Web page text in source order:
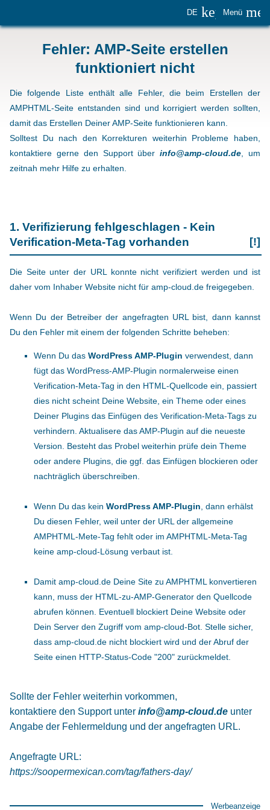
DE Menü
Fehler: AMP-Seite erstellen
funktioniert nicht
Die folgende Liste enthält alle Fehler, die beim Erstellen der
AMPHTML-Seite entstanden sind und korrigiert werden sollten,
damit das Erstellen Deiner AMP-Seite funktionieren kann.
Solltest Du nach den Korrekturen weiterhin Probleme haben,
kontaktiere gerne den Support überinfo@amp-cloud.de, um
zeitnah mehr Hilfe zu erhalten.
1. Verifizierung fehlgeschlagen - Kein
Verification-Meta-Tag vorhanden
[!]
Die Seite unter der URL konnte nicht verifiziert werden und ist
daher vom Inhaber Website nicht für amp-cloud.de freigegeben.
Wenn Du der Betreiber der angefragten URL bist, dann kannst
Du den Fehler mit einem der folgenden Schritte beheben:
Wenn Du das WordPress AMP-Plugin verwendest, dann
fügt das WordPress-AMP-Plugin normalerweise einen
Verification-Meta-Tag in den HTML-Quellcode ein, passiert
dies nicht scheint Deine Website, ein Theme oder eines
Deiner Plugins das Einfügen des Verification-Meta-Tags zu
verhindern. Aktualisere das AMP-Plugin auf die neueste
Version. Besteht das Probel weiterhin prüfe dein Theme
oder andere Plugins, die ggf. das Einfügen blockieren oder
nachträglich überschreiben.
Wenn Du das kein WordPress AMP-Plugin , dann erhälst
Du diesen Fehler, weil unter der URL der allgemeine
AMPHTML-Mete-Tag fehlt oder im AMPHTML-Meta-Tag
keine amp-cloud-Lösung verbaut ist.
Damit amp-cloud.de Deine Site zu AMPHTML konvertieren
kann, muss der HTML-zu-AMP-Generator den Quellcode
abrufen können. Eventuell blockiert Deine Website oder
Dein Server den Zugriff vom amp-cloud-Bot. Stelle sicher,
dass amp-cloud.de nicht blockiert wird und der Abruf der
Seite einen HTTP-Status-Code "200" zurückmeldet.
Sollte der Fehler weiterhin vorkommen,
kontaktiere den Support unter info@amp-cloud.de unter
Angabe der Fehlermeldung und der angefragten URL.
Angefragte URL:
https://soopermexican.com/tag/fathers-day/
Werbeanzeige